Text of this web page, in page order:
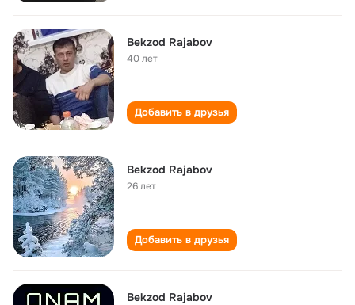
Bekzod Rajabov
40 лет
Добавить в друзья
Bekzod Rajabov
26 лет
Добавить в друзья
Bekzod Rajabov